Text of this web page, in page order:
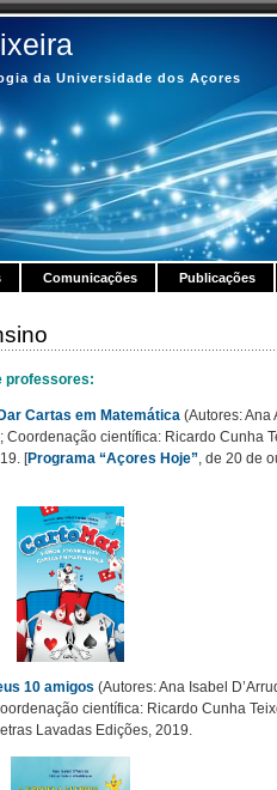
da Universidade dos Açores
Comunicações Publicações
professores:
Cartas em Matemática (Autores: Ana
Coordenação científica: Ricardo Cunha
[Programa “Açores Hoje”, de 20 de
10 amigos (Autores: Ana Isabel
científica: Ricardo Cunha
Lavadas Edições, 2019.